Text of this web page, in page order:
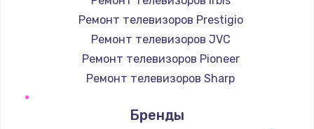
Ремонт телевизоров Prestigio
Ремонт телевизоров JVC
Ремонт телевизоров Pioneer
Ремонт телевизоров Sharp
Ремонт телевизоров Aiwa
Бренды